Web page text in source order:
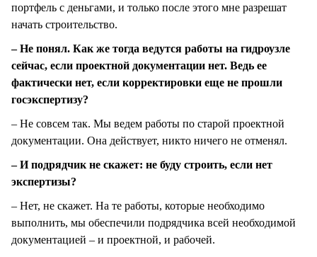
портфель с деньгами, и только после этого мне разрешат
начать строительство.
– Не понял. Как же тогда ведутся работы на гидроузле
сейчас, если проектной документации нет. Ведь ее
фактически нет, если корректировки еще не прошли
госэкспертизу?
– Не совсем так. Мы ведем работы по старой проектной
документации. Она действует, никто ничего не отменял.
– И подрядчик не скажет: не буду строить, если нет
экспертизы?
– Нет, не скажет. На те работы, которые необходимо
выполнить, мы обеспечили подрядчика всей необходимой
документацией – и проектной, и рабочей.